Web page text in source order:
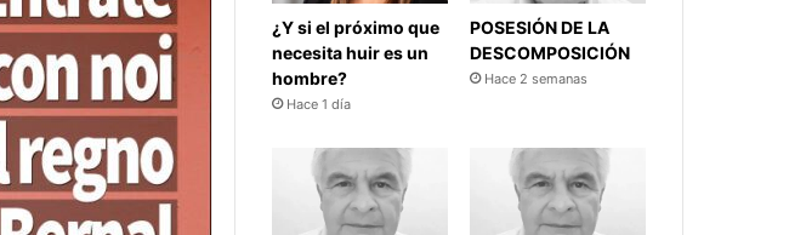
¿Y si el próximo que
necesita huir es un
hombre?
Hace 1 día
POSESIÓN DE LA
DESCOMPOSICIÓN
Hace 2 semanas